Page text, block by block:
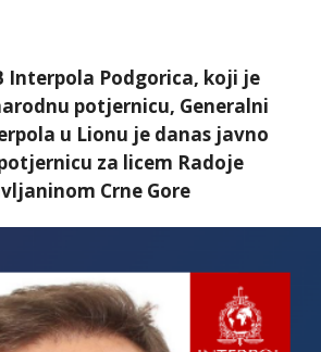
Interpola Podgorica, koji je
potjernicu, Generalni
u Lionu je danas javno
za licem Radoje
Crne Gore